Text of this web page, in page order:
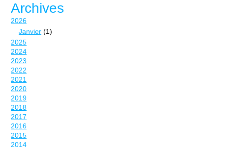
Archives
2026
Janvier (1)
2025
2024
2023
2022
2021
2020
2019
2018
2017
2016
2015
2014